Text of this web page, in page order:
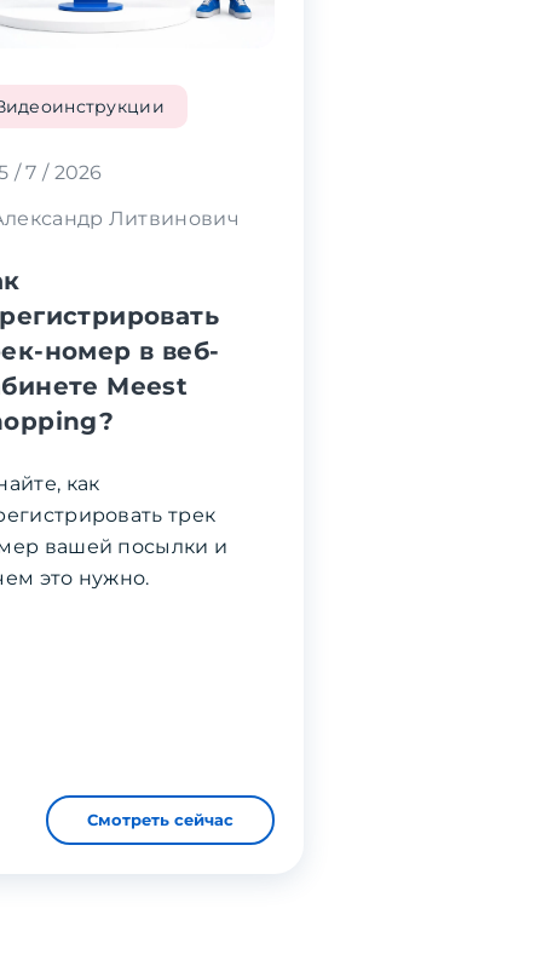
/ 7 / 2026
Литвинович
номер в веб-
Meest
как
трек
вашей посылки и
это нужно.
Смотреть сейчас